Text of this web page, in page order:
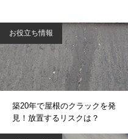
お役立ち情報
築20年で屋根のクラックを発
見！放置するリスクは？